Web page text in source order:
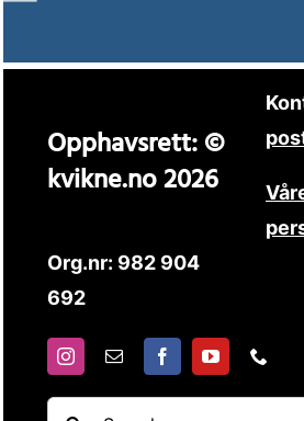
Opphavsrett: ©
kvikne.no 2026
Org.nr: 982 904
692
Søk